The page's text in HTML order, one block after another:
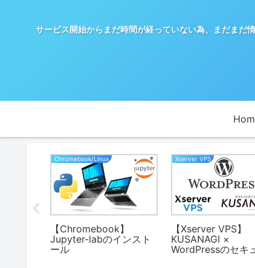
サービス開始からまだ時間が経っていない為、まだま
Chromebook/Linux
【Chromebook】
Jupyter-labのインスト
ール
Xserver VPS
【Xserver VPS】
KUSANAGI ×
WordPressのセキ